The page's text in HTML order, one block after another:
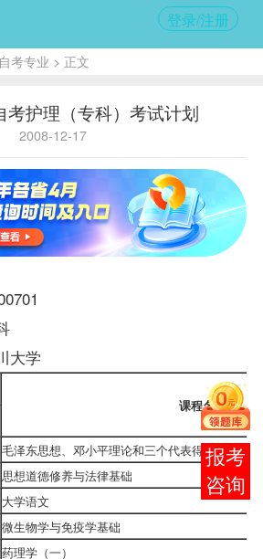
登录/注册
考专业 > 正文
考护理（专科）考试计划
2008-12-17
大学
课程名称
毛泽东思想、邓小平理论和三个代表得要思想概论
思想道德修养与法律基础
大学语文
微生物学与免疫学基础
药理学（一）
报考
咨询